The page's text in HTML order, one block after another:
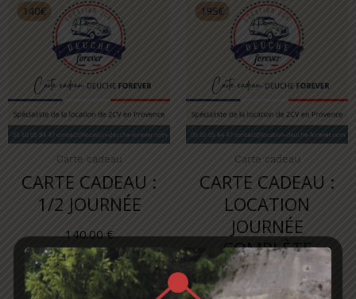
Carte cadeau
CARTE CADEAU :
1/2 JOURNÉE
140.00€
CHOISIR
Carte cadeau
CARTE CADEAU :
LOCATION
JOURNÉE
COMPLÈTE
195.00